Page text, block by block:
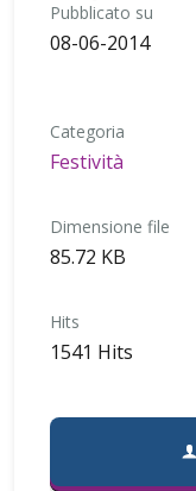
Pubblicato su
08-06-2014
Categoria
Festività
Dimensione file
85.72 KB
Hits
1541 Hits